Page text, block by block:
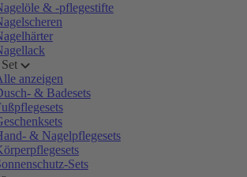
& -pflegestifte
anzeigen
& Badesets
& Nagelpflegesets
Sets